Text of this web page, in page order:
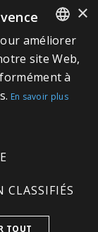
FRENCH
ITALIAN
GERMAN
×
améliorer
site Web,
à
En savoir plus
CLASSIFIÉS
TOUT